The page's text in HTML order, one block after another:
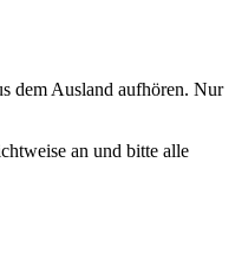
dem Ausland aufhören. Nur
an und bitte alle